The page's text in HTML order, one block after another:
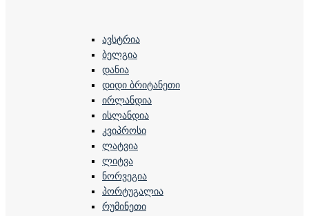
ავსტრია
ბელგია
დანია
დიდი ბრიტანეთი
ირლანდია
ისლანდია
კვიპროსი
ლატვია
ლიტვა
ნორვეგია
პორტუგალია
რუმინეთი